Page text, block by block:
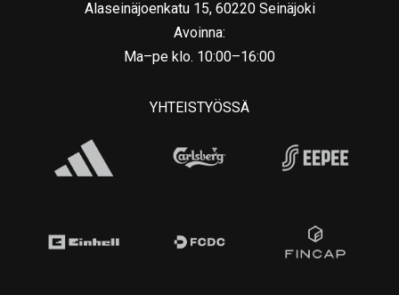
Alaseinäjoenkatu 15, 60220 Seinäjoki
Avoinna:
Ma–pe klo. 10:00–16:00
YHTEISTYÖSSÄ